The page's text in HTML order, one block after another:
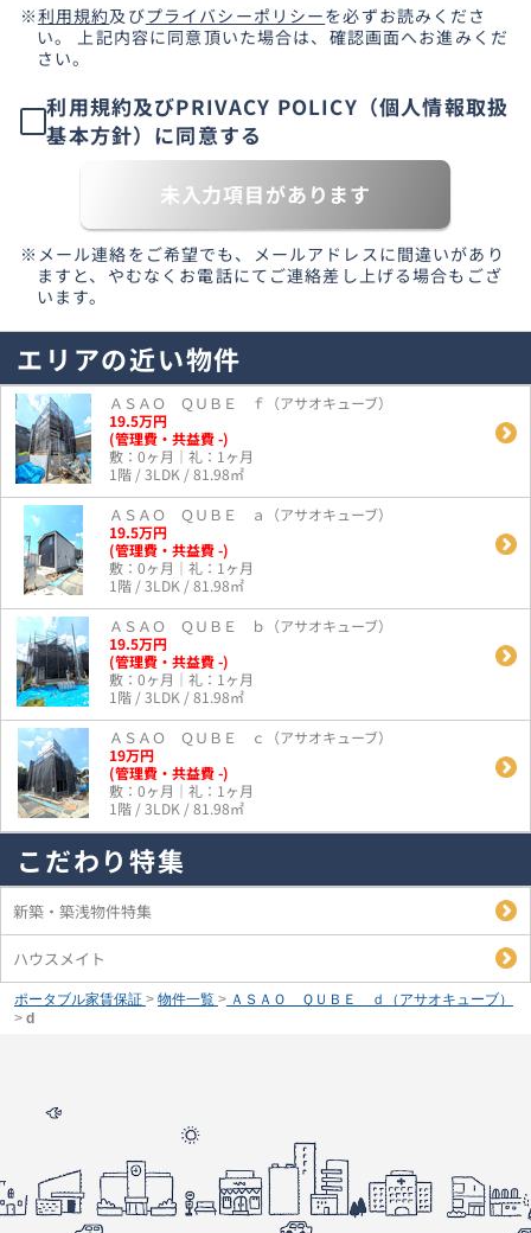
※利用規約及びプライバシーポリシーを必ずお読みくださ
い。 上記内容に同意頂いた場合は、確認画面へお進みくだ
さい。
利用規約及びPRIVACY POLICY（個人情報取扱
基本方針）に同意する
未入力項目があります
※メール連絡をご希望でも、メールアドレスに間違いがあり
ますと、やむなくお電話にてご連絡差し上げる場合もござ
います。
エリアの近い物件
ＡＳＡＯ ＱＵＢＥ ｆ（アサオキューブ）
19.5万円
(管理費・共益費 -)
敷：0ヶ月｜礼：1ヶ月
1階 / 3LDK / 81.98㎡
ＡＳＡＯ ＱＵＢＥ ａ（アサオキューブ）
19.5万円
(管理費・共益費 -)
敷：0ヶ月｜礼：1ヶ月
1階 / 3LDK / 81.98㎡
ＡＳＡＯ ＱＵＢＥ ｂ（アサオキューブ）
19.5万円
(管理費・共益費 -)
敷：0ヶ月｜礼：1ヶ月
1階 / 3LDK / 81.98㎡
ＡＳＡＯ ＱＵＢＥ ｃ（アサオキューブ）
19万円
(管理費・共益費 -)
敷：0ヶ月｜礼：1ヶ月
1階 / 3LDK / 81.98㎡
こだわり特集
新築・築浅物件特集
ハウスメイト
ポータブル家賃保証 > 物件一覧 > ＡＳＡＯ ＱＵＢＥ ｄ（アサオキューブ）
> d